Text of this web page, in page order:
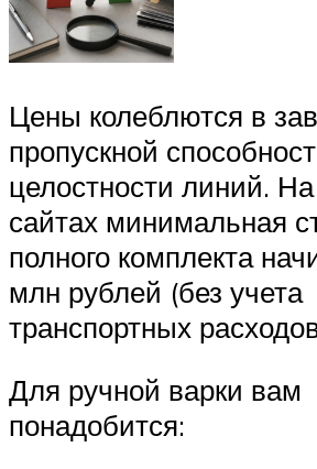
Цены колеблются в
пропускной
целостности линий.
сайтах минимальная
полного комплекта
млн рублей (без учета
транспортных
Для ручной варки вам
понадобится: